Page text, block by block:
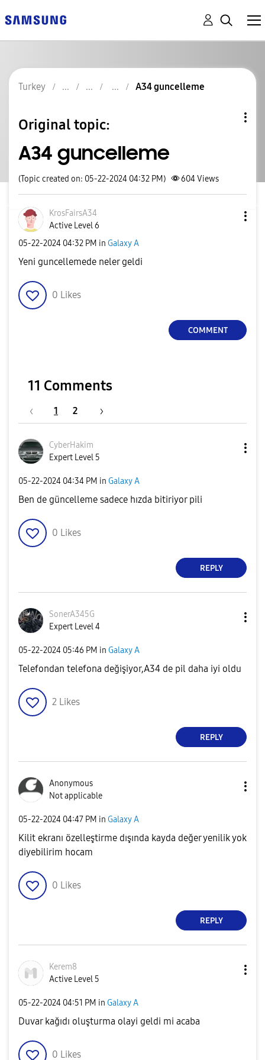
Turkey A34 guncelleme
Original topic:
A34 guncelleme
(Topic created on: 05-22-2024 04:32 PM) 604Views
KrosFairsA34
Active Level 6
‎05-22-2024 04:32 PM in Galaxy A
Yeni guncellemede neler geldi
0 Likes
COMMENT
11 Comments
1 2
CyberHakim
Expert Level 5
‎05-22-2024 04:34 PM in Galaxy A
Ben de güncelleme sadece hızda bitiriyor pili
0 Likes
REPLY
SonerA345G
Expert Level 4
‎05-22-2024 05:46 PM in Galaxy A
Telefondan telefona değişiyor,A34 de pil daha iyi oldu
2 Likes
REPLY
Anonymous
Not applicable
‎05-22-2024 04:47 PM in Galaxy A
Kilit ekranı özelleştirme dışında kayda değer yenilik yok
diyebilirim hocam
0 Likes
REPLY
Kerem8
Active Level 5
‎05-22-2024 04:51 PM in Galaxy A
Duvar kağıdı oluşturma olayi geldi mi acaba
0 Likes